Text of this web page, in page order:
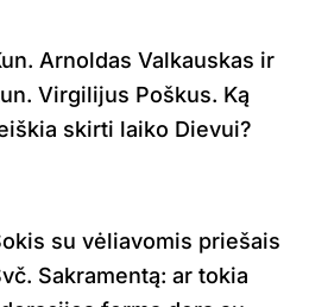
Arnoldas Valkauskas ir
Virgilijus Poškus. Ką
skirti laiko Dievui?
su vėliavomis priešais
Sakramentą: ar tokia